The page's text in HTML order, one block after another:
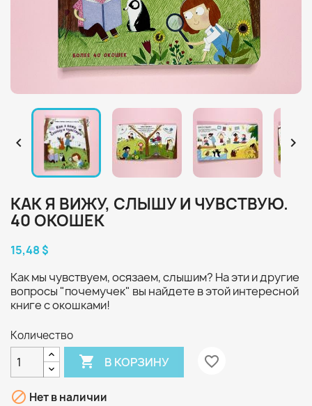
 
КАК Я ВИЖУ, СЛЫШУ И ЧУВСТВУЮ.
40 ОКОШЕК
15,48 $
Как мы чувствуем, осязаем, слышим? На эти и другие
вопросы "почемучек" вы найдете в этой интересной
книге с окошками!
Количество
 В КОРЗИНУ favorite_border
 Нет в наличии